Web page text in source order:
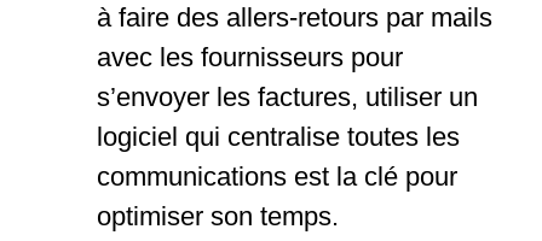
à faire des allers-retours par mails
avec les fournisseurs pour
s’envoyer les factures, utiliser un
logiciel qui centralise toutes les
communications est la clé pour
optimiser son temps.